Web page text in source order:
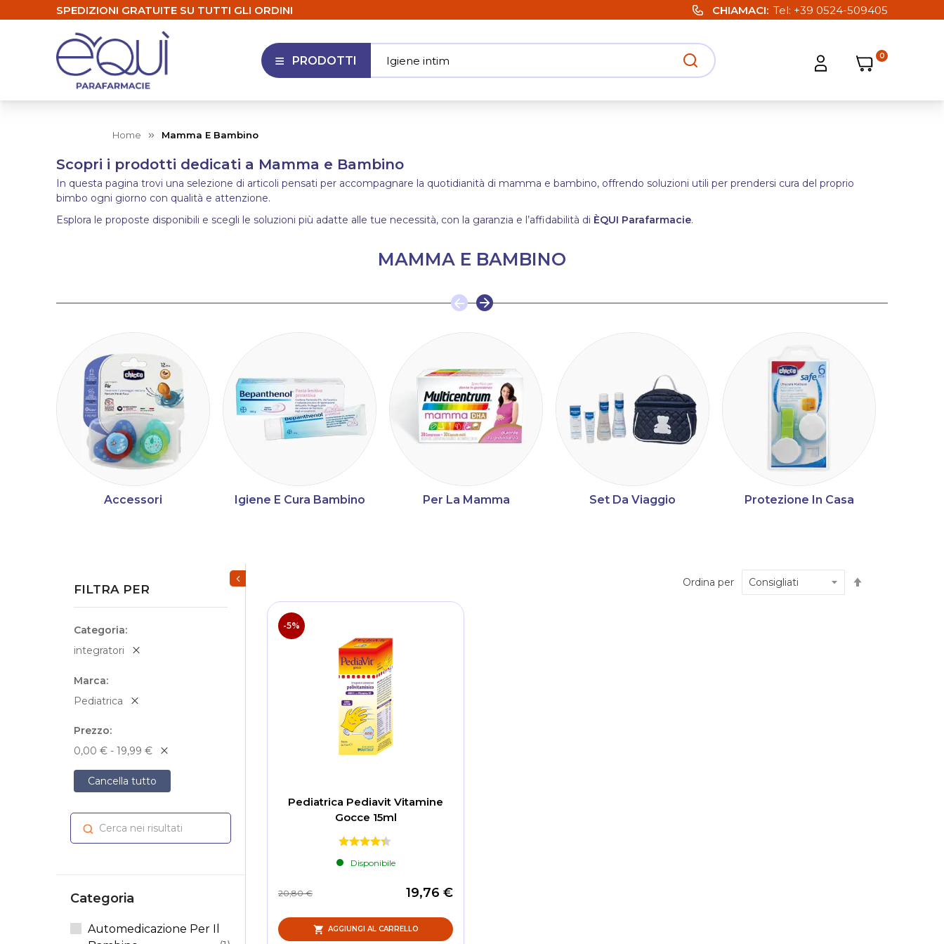
SPEDIZIONI GRATUITE SU TUTTI GLI ORDINI CHIAMACI Tel: +39 0524-509405
APRI MENU
PRODOTTI Apri ricerca
Igiene intima
Apri strumenti utente
Carrello
Carrello
0
Home Mamma E Bambino
Scopri i prodotti dedicati a Mamma e Bambino
In questa pagina trovi una selezione di articoli pensati per accompagnare la quotidianità di mamma e bambino, offrendo soluzioni utili per prendersi cura del proprio
bimbo ogni giorno con qualità e attenzione.
Esplora le proposte disponibili e scegli le soluzioni più adatte alle tue necessità, con la garanzia e l’affidabilità di ÈQUI Parafarmacie.
MAMMA E BAMBINO
Accessori Igiene E Cura Bambino Per La Mamma Set Da Viaggio Protezione In Casa
Ordina per
-5%
Pediatrica Pediavit Vitamine
Gocce 15ml
Disponibile
19,76 €
20,80 €
AGGIUNGI AL CARRELLO
FILTRA PER
Categoria
integratori
Marca
Pediatrica
Prezzo
0,00 € - 19,99 €
Cancella tutto
Cerca nei risultati Cerca
Categoria
Automedicazione Per Il
Mostra/Nascondi filtri